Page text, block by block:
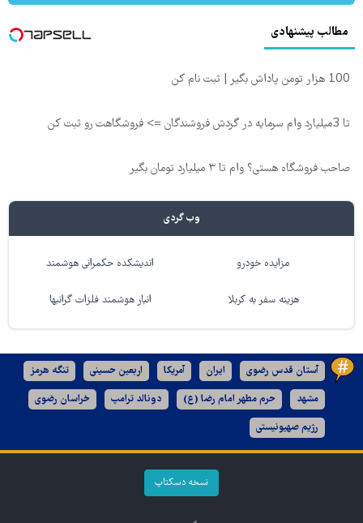
مطالب پیشنهادی
100 هزار تومن پاداش بگیر | ثبت نام کن
تا 3میلیارد وام سرمایه در گردش فروشندگان => فروشگاهت رو ثبت کن
صاحب فروشگاه هستی؟ وام تا ۳ میلیارد تومان بگیر
وب گردی
مزایده خودرو اندیشکده حکمرانی هوشمند
هزینه سفر به کربلا انبار هوشمند فلزات گرانبها
آستان قدس رضوی ایران آمریکا اربعین حسینی تنگه هرمز
مشهد حرم مطهر امام رضا (ع) دونالد ترامپ خراسان رضوی
رژیم صهیونیستی
نسخه دسکتاپ